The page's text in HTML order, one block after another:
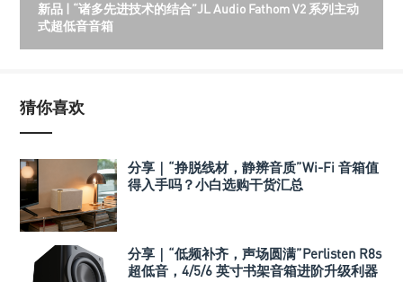
新品 | “诸多先进技术的结合”JL Audio Fathom V2 系列主动
式超低音音箱
猜你喜欢
分享｜“挣脱线材，静辨音质”Wi-Fi 音箱值
得入手吗？小白选购干货汇总
分享｜“低频补齐，声场圆满”Perlisten R8s
超低音，4/5/6 英寸书架音箱进阶升级利器